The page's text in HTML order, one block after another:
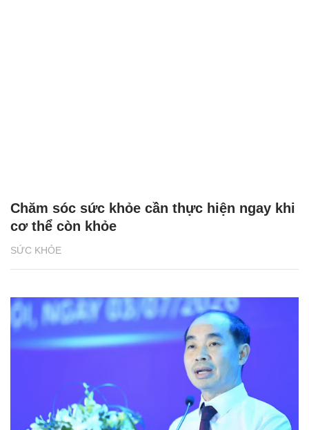
SỨC KHỎE
Chăm sóc sức khỏe cần thực hiện ngay khi
cơ thể còn khỏe